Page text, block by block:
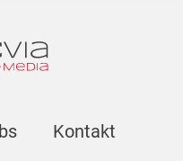
Kontakt